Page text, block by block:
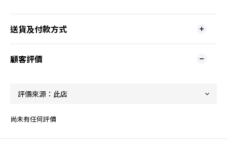
送貨及付款方式
顧客評價
尚未有任何評價